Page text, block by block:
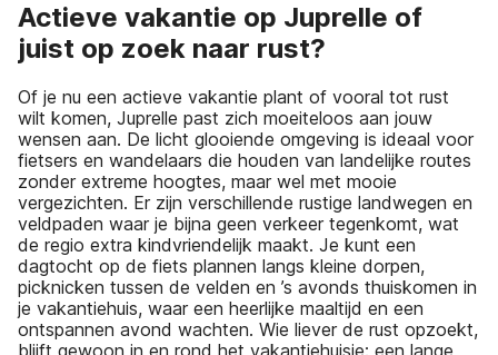
Actieve vakantie op Juprelle of
juist op zoek naar rust?
Of je nu een actieve vakantie plant of vooral tot rust
wilt komen, Juprelle past zich moeiteloos aan jouw
wensen aan. De licht glooiende omgeving is ideaal voor
fietsers en wandelaars die houden van landelijke routes
zonder extreme hoogtes, maar wel met mooie
vergezichten. Er zijn verschillende rustige landwegen en
veldpaden waar je bijna geen verkeer tegenkomt, wat
de regio extra kindvriendelijk maakt. Je kunt een
dagtocht op de fiets plannen langs kleine dorpen,
picknicken tussen de velden en ’s avonds thuiskomen in
je vakantiehuis, waar een heerlijke maaltijd en een
ontspannen avond wachten. Wie liever de rust opzoekt,